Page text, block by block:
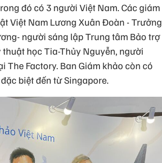
đó có 3 người Việt Nam. Các giám
Việt Nam Lương Xuân Đoàn - Trưởng
người sáng lập Trung tâm Bảo trợ
học Tia-Thủy Nguyễn, người
Factory. Ban Giám khảo còn có
biệt đến từ Singapore.